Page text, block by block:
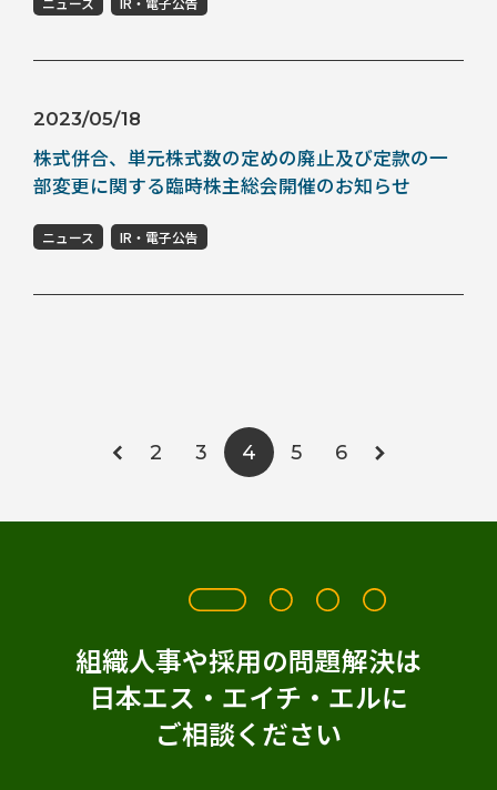
2023/05/18
株式併合、単元株式数の定めの廃止及び定款の一
部変更に関する臨時株主総会開催のお知らせ
ニュース IR・電子公告
2 3 4 5 6
組織人事や採用の問題解決は
日本エス・エイチ・エルに
ご相談ください